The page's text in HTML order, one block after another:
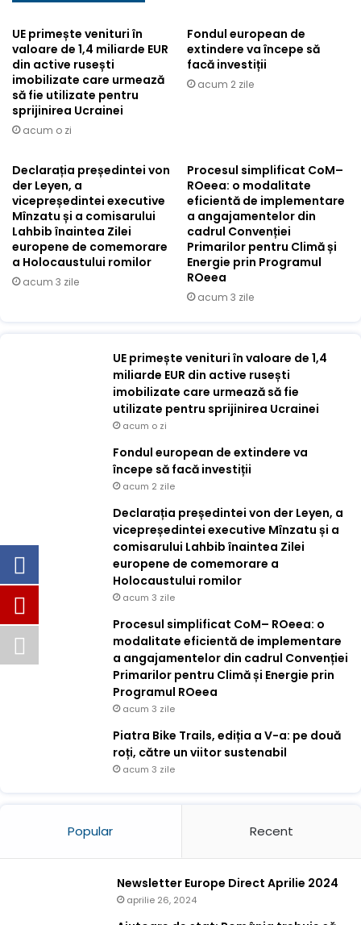
UE primește venituri în
valoare de 1,4 miliarde EUR
din active rusești
imobilizate care urmează
să fie utilizate pentru
sprijinirea Ucrainei
acum o zi
Fondul european de
extindere va începe să
facă investiții
acum 2 zile
Declarația președintei von
der Leyen, a
vicepreședintei executive
Mînzatu și a comisarului
Lahbib înaintea Zilei
europene de comemorare
a Holocaustului romilor
acum 3 zile
Procesul simplificat CoM–
ROeea: o modalitate
eficientă de implementare
a angajamentelor din
cadrul Convenției
Primarilor pentru Climă și
Energie prin Programul
ROeea
acum 3 zile
UE primește venituri în valoare de 1,4
miliarde EUR din active rusești
imobilizate care urmează să fie
utilizate pentru sprijinirea Ucrainei
acum o zi
Fondul european de extindere va
începe să facă investiții
acum 2 zile
Declarația președintei von der Leyen, a
vicepreședintei executive Mînzatu și a
comisarului Lahbib înaintea Zilei
europene de comemorare a
Holocaustului romilor
acum 3 zile
Procesul simplificat CoM– ROeea: o
modalitate eficientă de implementare
a angajamentelor din cadrul Convenției
Primarilor pentru Climă și Energie prin
Programul ROeea
acum 3 zile
Piatra Bike Trails, ediția a V-a: pe două
roți, către un viitor sustenabil
acum 3 zile
Popular Recent
Newsletter Europe Direct Aprilie 2024
aprilie 26, 2024